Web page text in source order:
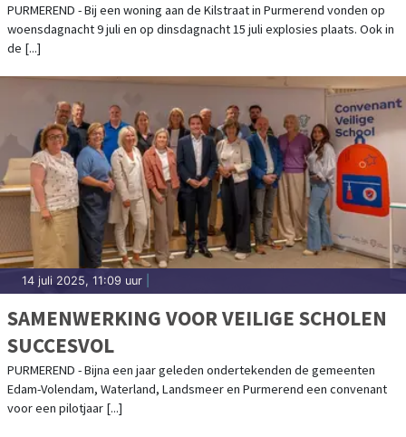
PURMEREND - Bij een woning aan de Kilstraat in Purmerend vonden op
woensdagnacht 9 juli en op dinsdagnacht 15 juli explosies plaats. Ook in
de [...]
14 juli 2025, 11:09 uur
SAMENWERKING VOOR VEILIGE SCHOLEN
SUCCESVOL
PURMEREND - Bijna een jaar geleden ondertekenden de gemeenten
Edam-Volendam, Waterland, Landsmeer en Purmerend een convenant
voor een pilotjaar [...]